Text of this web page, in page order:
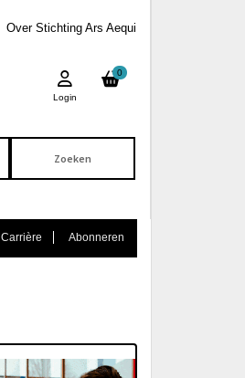
Over Stichting Ars Aequi
0
Login
Carrière Abonneren